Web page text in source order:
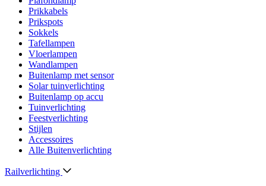
Prikkabels
Prikspots
Sokkels
Tafellampen
Vloerlampen
Wandlampen
Buitenlamp met sensor
Solar tuinverlichting
Buitenlamp op accu
Tuinverlichting
Feestverlichting
Stijlen
Accessoires
Alle Buitenverlichting
Railverlichting